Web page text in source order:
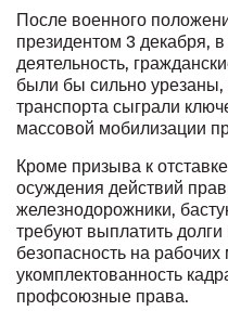
После военного
президентом 3 декабря,
деятельность,
были бы сильно
транспорта сыграли
массовой мобилизации
Кроме призыва к
осуждения действий
железнодорожники,
требуют выплатить
безопасность на
укомплектованность
профсоюзные права.